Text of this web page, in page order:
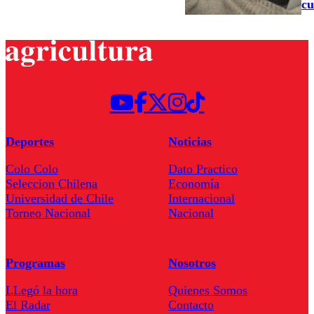
Deportes
Colo Colo
Seleccion Chilena
Universidad de Chile
Torneo Nacional
Noticias
Dato Practico
Economía
Internacional
Nacional
Programas
LLegó la hora
El Radar
Nosotros
Quienes Somos
Contacto